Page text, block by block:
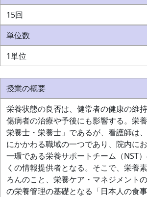
15回
単位数
1単位
授業の概要
栄養状態の良否は、健常者の健康の維
傷病者の治療や予後にも影響する。栄
栄養士・栄養士」であるが、看護師は
にかかわる職域の一つであり、院内に
一環である栄養サポートチーム（NST
くの情報提供者となる。そこで、栄養
ろんのこと、栄養ケア・マネジメント
の栄養管理の基礎となる「日本人の食